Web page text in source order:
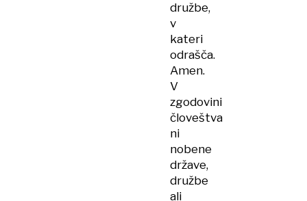
družbe,
v
kateri
odrašča.
Amen.
V
zgodovini
človeštva
ni
nobene
države,
družbe
ali